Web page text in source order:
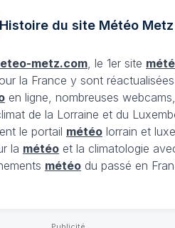
du site MétéoMetz
metz.com , le 1er site
la France y sont
en ligne, nombreuses
de la Lorraine et du
le portail météo lorrain et
la météo et la climatologie
météo du passé en